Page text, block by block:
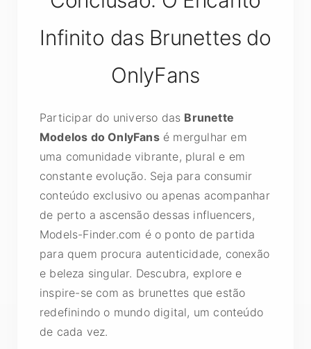
Infinito das Brunettes do
OnlyFans
Participar do universo das Brunette
Modelos do OnlyFansé mergulhar em
uma comunidade vibrante, plural e em
constante evolução. Seja para consumir
conteúdo exclusivo ou apenas acompanhar
de perto a ascensão dessas influencers,
Models-Finder.com é o ponto de partida
para quem procura autenticidade, conexão
e beleza singular. Descubra, explore e
inspire-se com as brunettes que estão
redefinindo o mundo digital, um conteúdo
de cada vez.